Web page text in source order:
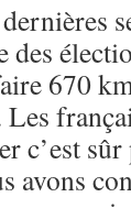
des
670
c’est
avons